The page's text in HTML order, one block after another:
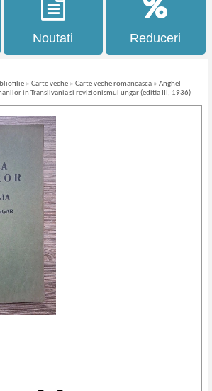
Noutati Reduceri
»Carte veche »Carte veche romaneasca »Anghel
in Transilvania si revizionismul ungar (editia III, 1936)